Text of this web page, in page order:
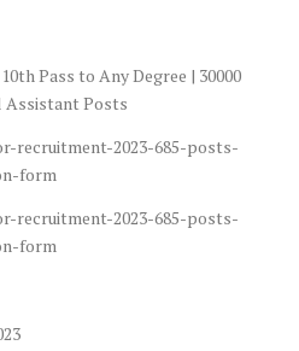
Pass to Any Degree | 30000
Assistant Posts
recruitment-2023-685-posts-
form
recruitment-2023-685-posts-
form